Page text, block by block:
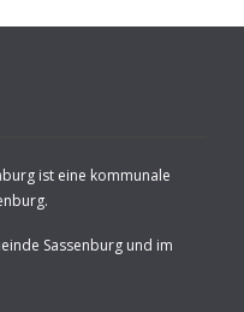
ist eine kommunale
Sassenburg und im